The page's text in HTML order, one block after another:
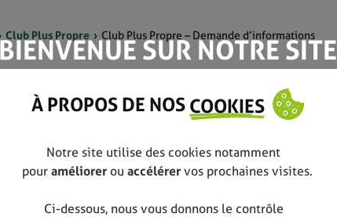
Club Plus Propre Club Plus Propre – Demande d’informations
BIENVENUE SUR NOTRE SITE
À PROPOS DE NOS COOKIES
Notre site utilise des cookies notamment
pour améliorer ou accélérer vos prochaines visites.
Ci-dessous, nous vous donnons le contrôle